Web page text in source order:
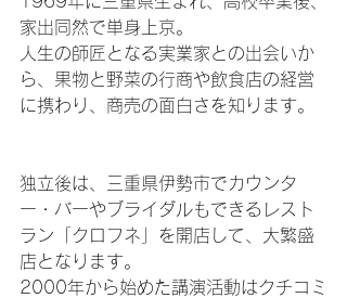
家出同然で単身上京。
人生の師匠となる実業家との出会いか
ら、果物と野菜の行商や飲食店の経営
に携わり、商売の面白さを知ります。
独立後は、三重県伊勢市でカウンタ
ー・バーやブライダルもできるレスト
ラン「クロフネ」を開店して、大繁盛
店となります。
2000年から始めた講演活動はクチコミ